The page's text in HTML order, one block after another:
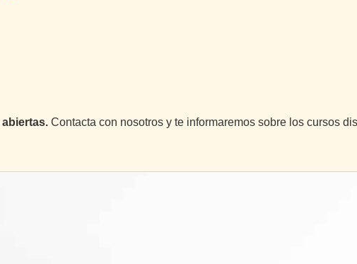
Contacta con nosotros y te informaremos sobre los cursos